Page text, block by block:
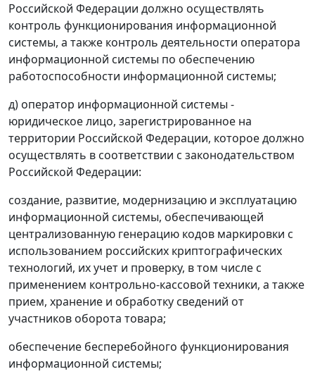
Российской Федерации должно осуществлять
контроль функционирования информационной
системы, а также контроль деятельности оператора
информационной системы по обеспечению
работоспособности информационной системы;
д) оператор информационной системы -
юридическое лицо, зарегистрированное на
территории Российской Федерации, которое должно
осуществлять в соответствии с законодательством
Российской Федерации:
создание, развитие, модернизацию и эксплуатацию
информационной системы, обеспечивающей
централизованную генерацию кодов маркировки с
использованием российских криптографических
технологий, их учет и проверку, в том числе с
применением контрольно-кассовой техники, а также
прием, хранение и обработку сведений от
участников оборота товара;
обеспечение бесперебойного функционирования
информационной системы;